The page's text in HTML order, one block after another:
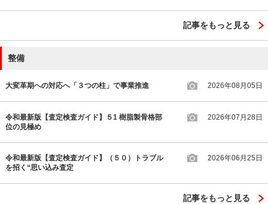
記事をもっと見る
整備
大変革期への対応へ「３つの柱」で事業推進 2026年08月05日
令和最新版【査定検査ガイド】５1 樹脂製骨格部
位の見極め
2026年07月28日
令和最新版【査定検査ガイド】（５０）トラブル
を招く“思い込み査定
2026年06月25日
記事をもっと見る